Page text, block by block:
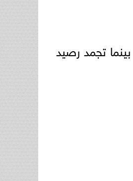
الممتاز، بينما تجمد رصيد